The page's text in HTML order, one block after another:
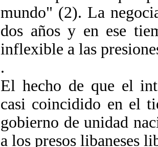
mundo" (2). La
dos años y en ese
inflexible a las
.
El hecho de que el
casi coincidido en el
gobierno de unidad
a los presos libaneses